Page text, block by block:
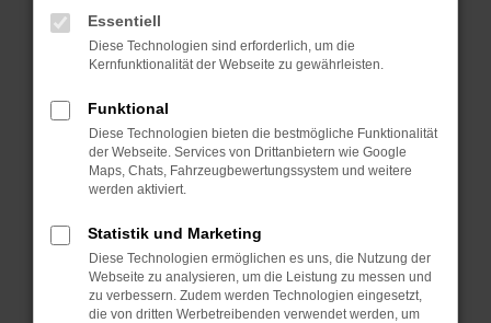
Beim Laden ist ein Fehler aufgetreten.
Hier sind ein paar Tipps, die dir helfen können:
Internetverbindung.
Laden andere Webseiten, zum Beispiel deine
Suchmaschine?
Prüfe deine Browsererweiterungen.
können das Laden bestimmter Seiten
verhindern. Funktioniert die Seite in einem
anderen Browser oder in einem privaten
Fenster?
Essentiell
Diese Technologien sind erforderlich, um die
Kernfunktionalität der Webseite zu gewährleisten.
Funktional
Diese Technologien bieten die bestmögliche Funktionalität
der Webseite. Services von Drittanbietern wie Google
Maps, Chats, Fahrzeugbewertungssystem und weitere
werden aktiviert.
Statistik und Marketing
Diese Technologien ermöglichen es uns, die Nutzung der
Webseite zu analysieren, um die Leistung zu messen und
zu verbessern. Zudem werden Technologien eingesetzt,
die von dritten Werbetreibenden verwendet werden, um